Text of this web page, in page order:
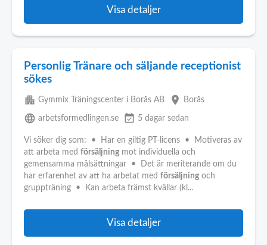
Visa detaljer
Personlig Tränare och säljande receptionist
sökes
apartment Gymmix Träningscenter i Borås AB place Borås
language arbetsformedlingen.se event_available 5 dagar sedan
Vi söker dig som: • Har en giltig PT-licens • Motiveras av
att arbeta med försäljning mot individuella och
gemensamma målsättningar • Det är meriterande om du
har erfarenhet av att ha arbetat med försäljning och
gruppträning • Kan arbeta främst kvällar (kl...
Visa detaljer